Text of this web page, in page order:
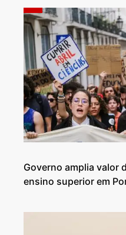
Governo amplia valor
ensino superior em